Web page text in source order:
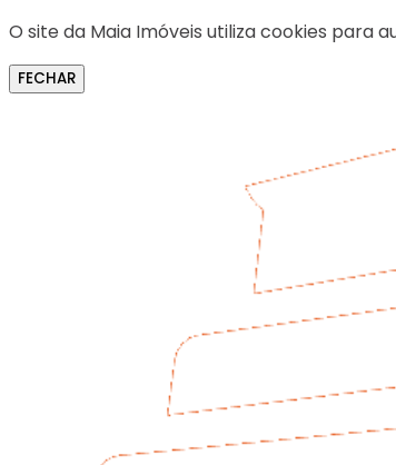
O site da Maia Imóveis utiliza cookies para
FECHAR